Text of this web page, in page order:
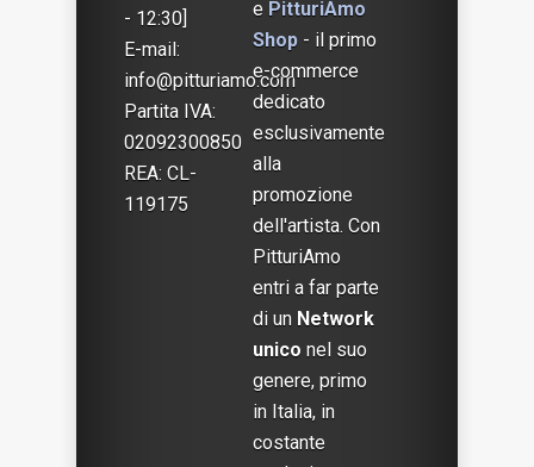
- 12:30]
E-mail:
info@pitturiamo.com
Partita IVA:
02092300850
REA: CL-
119175
e PitturiAmo
Shop - il primo
e-commerce
dedicato
esclusivamente
alla
promozione
dell'artista. Con
PitturiAmo
entri a far parte
di un Network
unico nel suo
genere, primo
in Italia, in
costante